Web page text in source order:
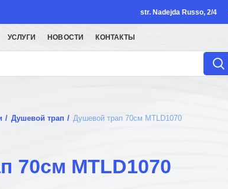
str. Nadejda Russo, 2/4
УСЛУГИ НОВОСТИ КОНТАКТЫ
Душевой трап Душевой трап 70см MTLD1070
70см MTLD1070